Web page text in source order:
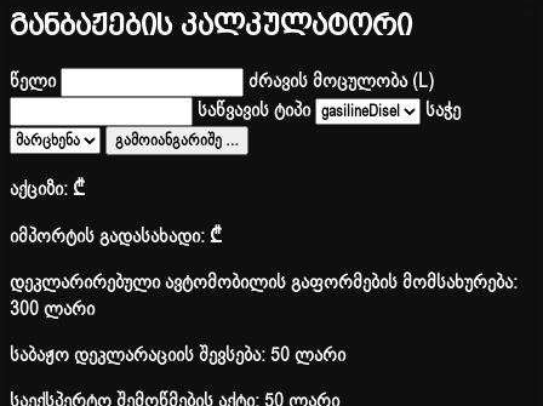
განბაჟების კალკულატორი
წელი
ძრავის მოცულობა (L)
საწვავის ტიპი
საჭე
გამოიანგარიშე …
აქციზი:₾
იმპორტის გადასახადი:₾
დეკლარირებული ავტომობილის გაფორმების მომსახურება:
300 ლარი
საბაჟო დეკლარაციის შევსება: 50 ლარი